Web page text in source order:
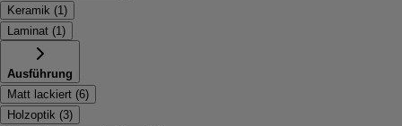
Keramik (1 )
Laminat (1 )
Ausführung
Matt lackiert (6)
Holzoptik (3)